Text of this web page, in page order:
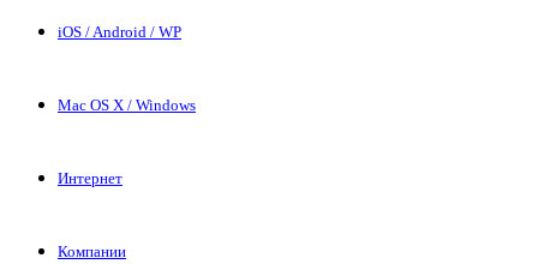
iOS / Android / WP
Mac OS X / Windows
Интернет
Компании